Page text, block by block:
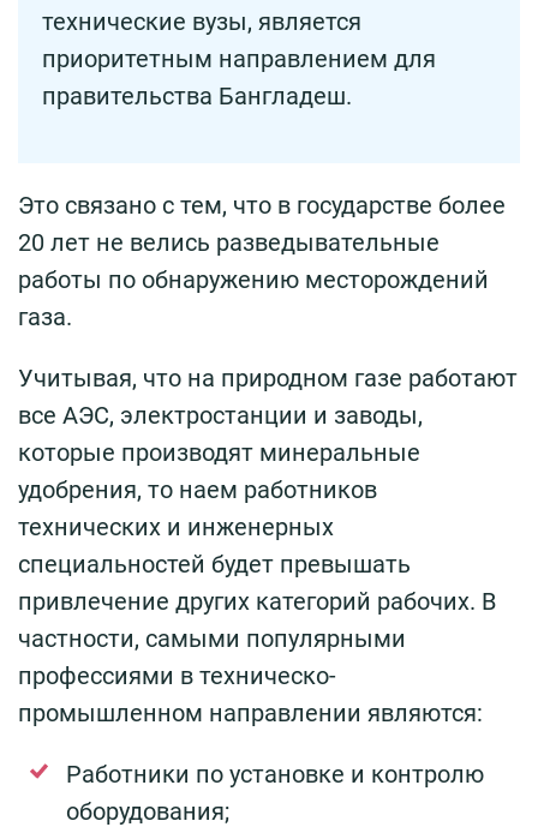
технические вузы, является
приоритетным направлением для
правительства Бангладеш.
Это связано с тем, что в государстве более
20 лет не велись разведывательные
работы по обнаружению месторождений
газа.
Учитывая, что на природном газе работают
все АЭС, электростанции и заводы,
которые производят минеральные
удобрения, то наем работников
технических и инженерных
специальностей будет превышать
привлечение других категорий рабочих. В
частности, самыми популярными
профессиями в техническо-
промышленном направлении являются:
Работники по установке и контролю
оборудования;